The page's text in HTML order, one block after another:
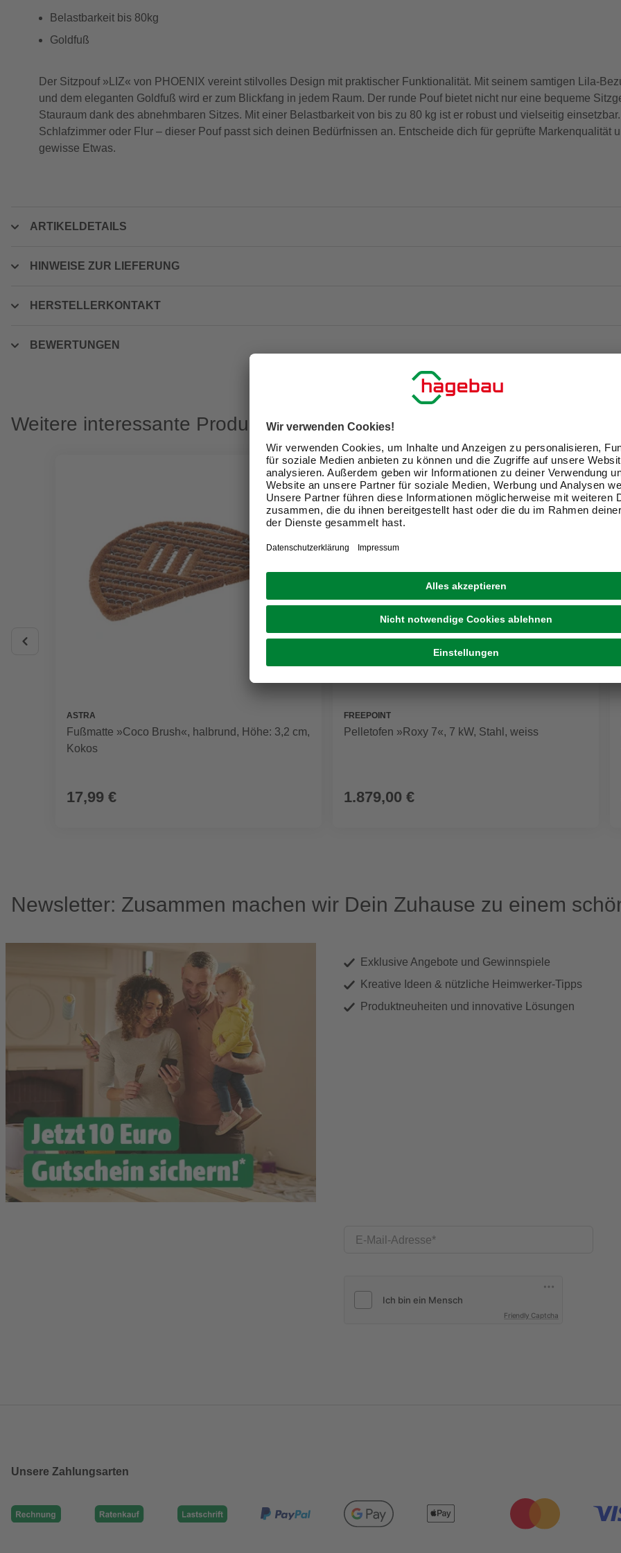
Belastbarkeit bis 80kg
Goldfuß
Der Sitzpouf »LIZ« von PHOENIX vereint stilvolles Design mit praktischer Funktionalität. Mit seinem samtigen Lila-
und dem eleganten Goldfuß wird er zum Blickfang in jedem Raum. Der runde Pouf bietet nicht nur eine bequeme
Stauraum dank des abnehmbaren Sitzes. Mit einer Belastbarkeit von bis zu 80 kg ist er robust und vielseitig
Schlafzimmer oder Flur – dieser Pouf passt sich deinen Bedürfnissen an. Entscheide dich für geprüfte Markenqualität
gewisse Etwas.
ARTIKELDETAILS
HINWEISE ZUR LIEFERUNG
HERSTELLERKONTAKT
BEWERTUNGEN
Weitere interessante Produkte
ASTRA
Fußmatte »Coco Brush«, halbrund, Höhe: 3,2 cm,
Kokos
17,99 €
FREEPOINT
Pelletofen »Roxy 7«, 7 kW, Stahl, weiss
1.879,00 €
Newsletter: Zusammen machen wir Dein Zuhause zu einem
Exklusive Angebote und Gewinnspiele
Kreative Ideen & nützliche Heimwerker-Tipps
Produktneuheiten und innovative Lösungen
E-Mail-Adresse
Friendly Captcha
Unsere Zahlungsarten